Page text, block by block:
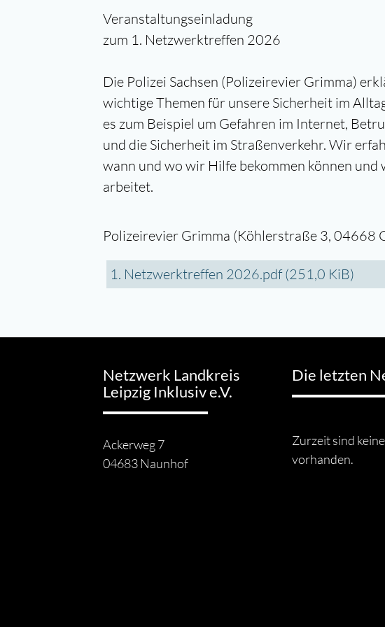
Veranstaltungseinladung
zum 1. Netzwerktreffen 2026
Die Polizei Sachsen (Polizeirevier Grimma)
wichtige Themen für unsere Sicherheit im
es zum Beispiel um Gefahren im Internet,
und die Sicherheit im Straßenverkehr. Wir
wann und wo wir Hilfe bekommen können und
arbeitet.
Polizeirevier Grimma (Köhlerstraße 3, 04668
1. Netzwerktreffen 2026.pdf(251,0 KiB)
Netzwerk Landkreis
Leipzig Inklusiv e.V.
Ackerweg 7
04683 Naunhof
Die letzten
Zurzeit sind
vorhanden.